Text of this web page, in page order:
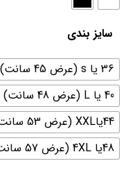
سایز بندی
36 یا s (عرض 45 سانت)
40 یا L (عرض 48 سانت)
44یاXXL (عرض 53 سانت)
48یا 4XL (عرض 57 سانت)